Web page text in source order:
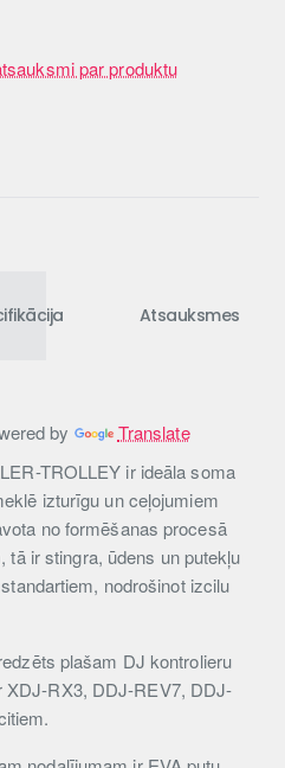
par produktu
Atsauksmes
by
Translate
TROLLEY ir ideāla soma
izturīgu un ceļojumiem
no formēšanas procesā
tā ir stingra, ūdens un putekļu
nodrošinot izcilu
plašam DJ kontrolieru
XDJ-RX3, DDJ-REV7, DDJ-